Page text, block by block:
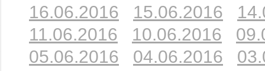
16.06.2016
15.06.2016
11.06.2016
10.06.2016
05.06.2016
04.06.2016